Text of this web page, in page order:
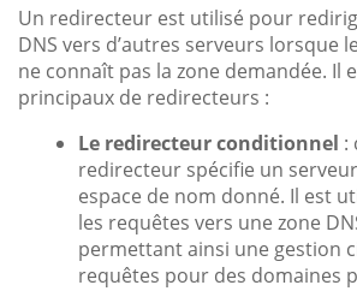
Un redirecteur est utilisé pour
DNS vers d’autres serveurs lorsque
ne connaît pas la zone demandée. Il
principaux de redirecteurs :
Le redirecteur conditionnel :
redirecteur spécifie un
espace de nom donné. Il est
les requêtes vers une zone
permettant ainsi une gestion
requêtes pour des domaines